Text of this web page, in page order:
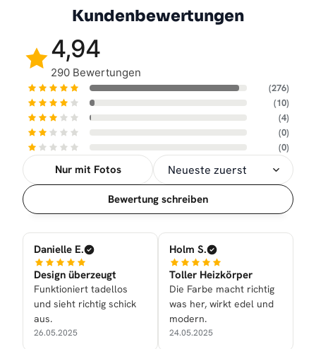
Kundenbewertungen
4,94
290 Bewertungen
(276)
(10)
(4)
(0)
(0)
Nur mit Fotos
Sortierung
Bewertung schreiben
Danielle E.
Design überzeugt
Funktioniert tadellos
und sieht richtig schick
aus.
26.05.2025
Holm S.
Toller Heizkörper
Die Farbe macht richtig
was her, wirkt edel und
modern.
24.05.2025